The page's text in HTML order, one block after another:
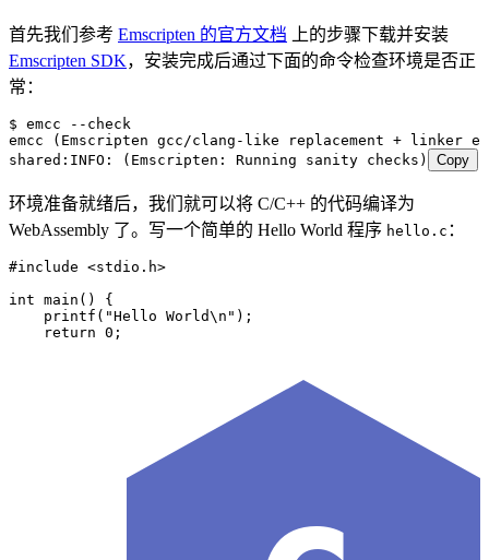
首先我们参考 Emscripten 的官方文档 上的步骤下载并安装
Emscripten SDK，安装完成后通过下面的命令检查环境是否正
常：
$ emcc --check
emcc (Emscripten gcc/clang-like replacement + linker
shared:INFO: (Emscripten: Running sanity checks)
Copy
环境准备就绪后，我们就可以将 C/C++ 的代码编译为
WebAssembly 了。写一个简单的 Hello World 程序 hello.c ：
#include <stdio.h>
int main () {
    printf
( "Hello World\n " ) ;
    return
0 ;